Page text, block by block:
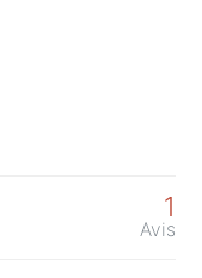
1
Avis